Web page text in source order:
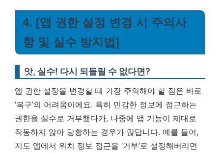
4. [앱 권한 설정 변경 시 주의사
항 및 실수 방지법]
앗, 실수! 다시 되돌릴 수 없다면?
앱 권한 설정을 변경할 때 가장 주의해야 할 점은 바로
‘복구’의 어려움이에요. 특히 민감한 정보에 접근하는
권한을 실수로 거부했다가, 나중에 앱 기능이 제대로
작동하지 않아 당황하는 경우가 많답니다. 예를 들어,
지도 앱에서 위치 정보 접근을 ‘거부’로 설정해버리면